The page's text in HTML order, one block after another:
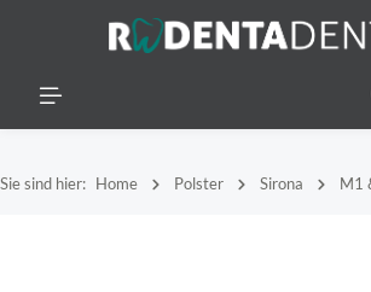
Sie sind hier: Home Polster Sirona M1